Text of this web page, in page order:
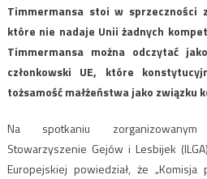
Timmermansa stoi w sprzeczności
które nie nadaje Unii żadnych
Timmermansa można odczytać
członkowski UE, które
tożsamość małżeństwa jako związku
Na spotkaniu
Stowarzyszenie Gejów i Lesbijek
Europejskiej powiedział, że